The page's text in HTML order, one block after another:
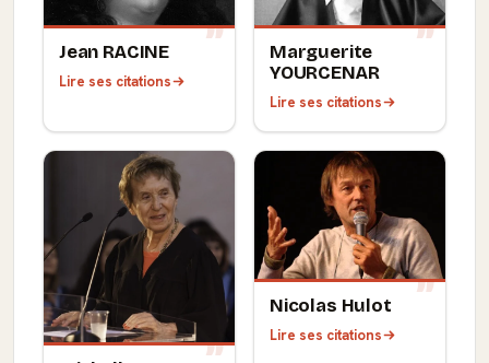
Jean RACINE
Lire ses citations
Marguerite
YOURCENAR
Lire ses citations
Nicolas Hulot
Lire ses citations